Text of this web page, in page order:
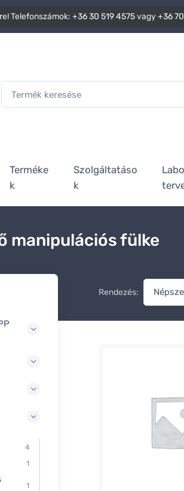
Telefonszámok: +36 30 519 4575vagy+36
Terméke
k
Szolgáltatáso
k
manipulációs fülke
Rendezés:
4
1
1